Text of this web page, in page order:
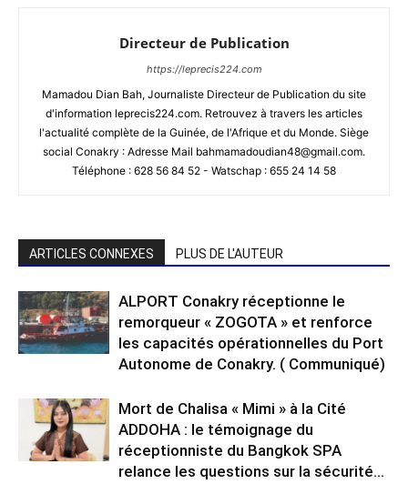
Directeur de Publication
https://leprecis224.com
Mamadou Dian Bah, Journaliste Directeur de Publication du site
d'information leprecis224.com. Retrouvez à travers les articles
l'actualité complète de la Guinée, de l'Afrique et du Monde. Siège
social Conakry : Adresse Mail bahmamadoudian48@gmail.com.
Téléphone : 628 56 84 52 - Watschap : 655 24 14 58
ARTICLES CONNEXES PLUS DE L'AUTEUR
ALPORT Conakry réceptionne le
remorqueur « ZOGOTA » et renforce
les capacités opérationnelles du Port
Autonome de Conakry. ( Communiqué)
Mort de Chalisa « Mimi » à la Cité
ADDOHA : le témoignage du
réceptionniste du Bangkok SPA
relance les questions sur la sécurité...